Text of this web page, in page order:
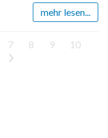
mehr lesen...
7 8 9
10
>